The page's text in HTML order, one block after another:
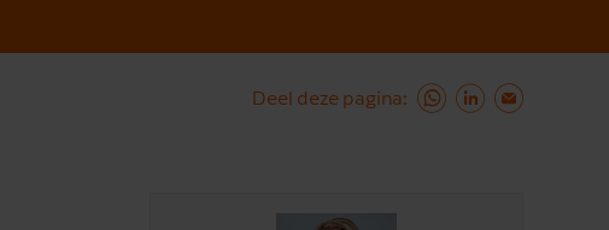
Deel deze pagina